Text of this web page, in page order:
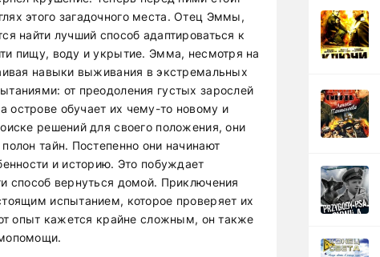
этого загадочного места. Отец Эммы,
найти лучший способ адаптироваться к
пищу, воду и укрытие. Эмма, несмотря на
навыки выживания в экстремальных
от преодоления густых зарослей
обучает их чему-то новому и
решений для своего положения, они
тайн. Постепенно они начинают
и историю. Это побуждает
способ вернуться домой. Приключения
испытанием, которое проверяет их
опыт кажется крайне сложным, он также